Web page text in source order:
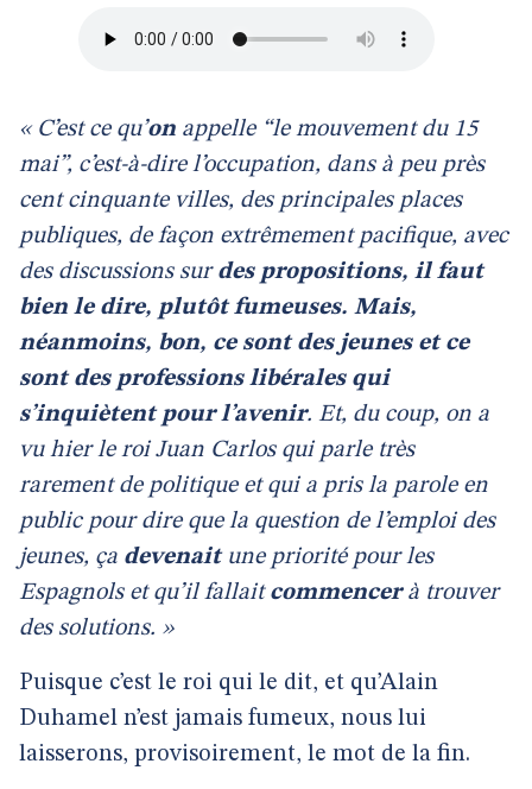
« C’est ce qu’on appelle “le mouvement du 15
mai”, c’est-à-dire l’occupation, dans à peu près
cent cinquante villes, des principales places
publiques, de façon extrêmement pacifique, avec
des discussions sur des propositions, il faut
bien le dire, plutôt fumeuses. Mais,
néanmoins, bon, ce sont des jeunes et ce
sont des professions libérales qui
s’inquiètent pour l’avenir. Et, du coup, on a
vu hier le roi Juan Carlos qui parle très
rarement de politique et qui a pris la parole en
public pour dire que la question de l’emploi des
jeunes, ça devenaitune priorité pour les
Espagnols et qu’il fallait commencerà trouver
des solutions. »
Puisque c’est le roi qui le dit, et qu’Alain
Duhamel n’est jamais fumeux, nous lui
laisserons, provisoirement, le mot de la fin.